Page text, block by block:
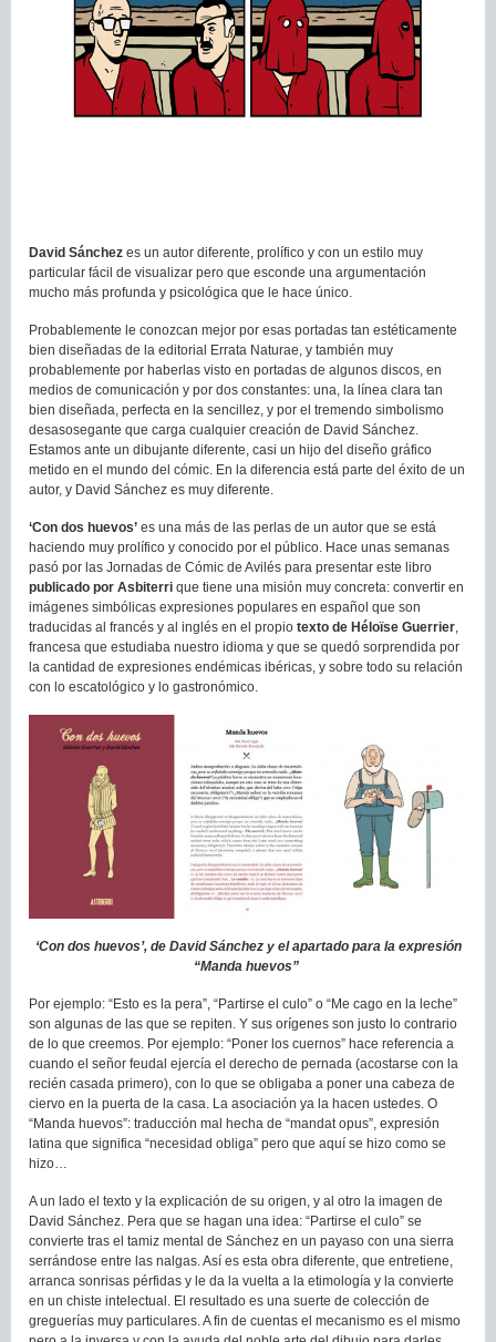
David Sánchez es un autor diferente, prolífico y con un estilo muy
particular fácil de visualizar pero que esconde una argumentación
mucho más profunda y psicológica que le hace único.
Probablemente le conozcan mejor por esas portadas tan estéticamente
bien diseñadas de la editorial Errata Naturae, y también muy
probablemente por haberlas visto en portadas de algunos discos, en
medios de comunicación y por dos constantes: una, la línea clara tan
bien diseñada, perfecta en la sencillez, y por el tremendo simbolismo
desasosegante que carga cualquier creación de David Sánchez.
Estamos ante un dibujante diferente, casi un hijo del diseño gráfico
metido en el mundo del cómic. En la diferencia está parte del éxito de un
autor, y David Sánchez es muy diferente.
‘Con dos huevos’ es una más de las perlas de un autor que se está
haciendo muy prolífico y conocido por el público. Hace unas semanas
pasó por las Jornadas de Cómic de Avilés para presentar este libro
publicado por Asbiterri que tiene una misión muy concreta: convertir en
imágenes simbólicas expresiones populares en español que son
traducidas al francés y al inglés en el propio texto de Héloïse Guerrier,
francesa que estudiaba nuestro idioma y que se quedó sorprendida por
la cantidad de expresiones endémicas ibéricas, y sobre todo su relación
con lo escatológico y lo gastronómico.
‘Con dos huevos’, de David Sánchez y el apartado para la expresión
“Manda huevos”
Por ejemplo: “Esto es la pera”, “Partirse el culo” o “Me cago en la leche”
son algunas de las que se repiten. Y sus orígenes son justo lo contrario
de lo que creemos. Por ejemplo: “Poner los cuernos” hace referencia a
cuando el señor feudal ejercía el derecho de pernada (acostarse con la
recién casada primero), con lo que se obligaba a poner una cabeza de
ciervo en la puerta de la casa. La asociación ya la hacen ustedes. O
“Manda huevos”: traducción mal hecha de “mandat opus”, expresión
latina que significa “necesidad obliga” pero que aquí se hizo como se
hizo…
A un lado el texto y la explicación de su origen, y al otro la imagen de
David Sánchez. Pera que se hagan una idea: “Partirse el culo” se
convierte tras el tamiz mental de Sánchez en un payaso con una sierra
serrándose entre las nalgas. Así es esta obra diferente, que entretiene,
arranca sonrisas pérfidas y le da la vuelta a la etimología y la convierte
en un chiste intelectual. El resultado es una suerte de colección de
greguerías muy particulares. A fin de cuentas el mecanismo es el mismo